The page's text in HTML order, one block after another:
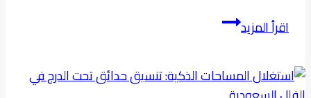
اقرأ المزيدخطوات
تركيب
ملاعب